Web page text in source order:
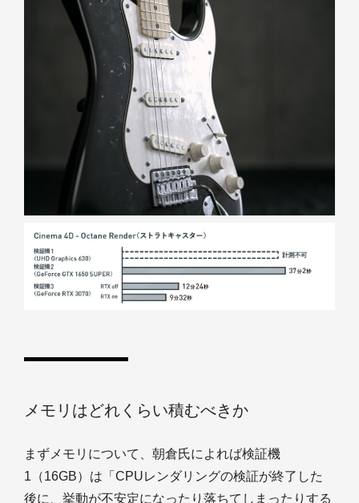
メモリはどれくらい積むべきか
まずメモリについて、朝倉氏によれば検証機
1（16GB）は「CPUレンダリングの検証が終了した
後に、挙動が不安定になったり落ちてしまったりする